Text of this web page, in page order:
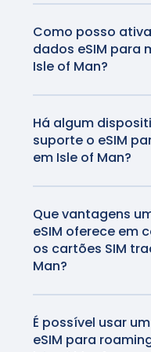
Air (M2) Wi-Fi +
e não têm um
dispositivos,
até mesmo
tecnologia eSIM.
Como posso
dados eSIM para
Isle of Man?
mas geralmente
pode ver as
Androidaqui.
Há algum
suporte o eSIM
em Isle of Man?
Android, é
Além disso,
também são
Que vantagens
eSIM oferece em
os cartões SIM
Man?
físicos. Eles
entre operadoras
É possível usar
eSIM para